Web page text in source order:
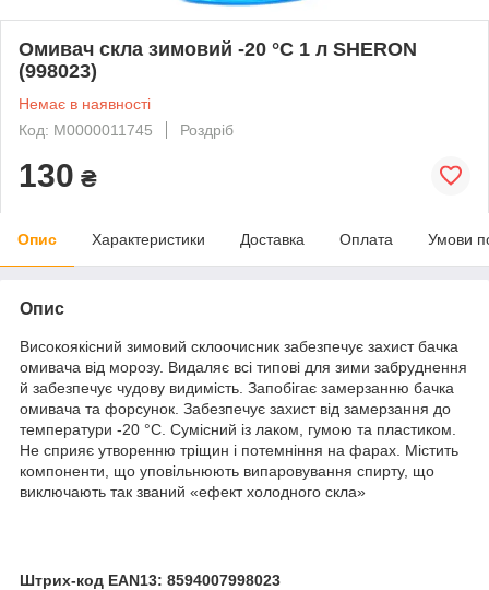
Омивач скла зимовий -20 °C 1 л SHERON
(998023)
Немає в наявності
Код: М0000011745
Роздріб
130 ₴
Опис Характеристики Доставка Оплата Умови
Опис
Високоякісний зимовий склоочисник забезпечує захист бачка
омивача від морозу. Видаляє всі типові для зими забруднення
й забезпечує чудову видимість. Запобігає замерзанню бачка
омивача та форсунок. Забезпечує захист від замерзання до
температури -20 °C. Сумісний із лаком, гумою та пластиком.
Не сприяє утворенню тріщин і потемніння на фарах. Містить
компоненти, що уповільнюють випаровування спирту, що
виключають так званий «ефект холодного скла»
Штрих-код EAN13: 8594007998023